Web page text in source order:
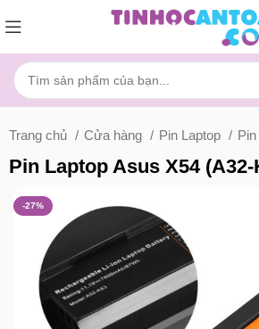
Trang chủ Cửa hàng Pin Laptop
Pin Laptop Asus X54 (A32-
-27%